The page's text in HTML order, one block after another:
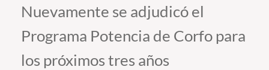
Vinculación con el Medio
Admisión
Nuevamente se adjudicó el
Programa Potencia de Corfo para
los próximos tres años